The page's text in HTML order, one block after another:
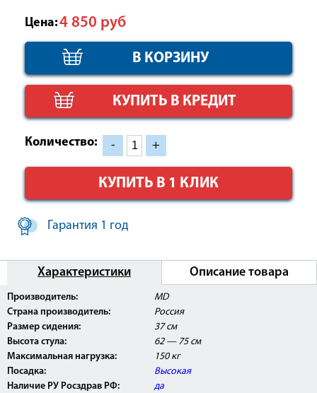
Цена:4 850 руб
КУПИТЬ В КРЕДИТ
Количество: - +
КУПИТЬ В 1 КЛИК
Гарантия 1 год
Характеристики Описание товара
Производитель:
MD
Страна производитель:
Россия
Размер сидения:
37 см
Высота стула:
62 — 75 см
Максимальная нагрузка:
150 кг
Посадка:
Высокая
Наличие РУ Росздрав РФ:
да
Данное изделие поставляется с Регистрационным
Удостоверением Росздравнадзора РФ и может быть
использовано в медицинских центрах, ЛПУ, а так же
косметологических и массажных кабинетах.